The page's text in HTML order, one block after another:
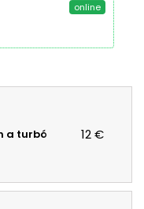
online
a turbó
12 €